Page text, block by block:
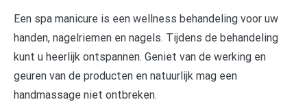
Een spa manicure is een wellness behandeling voor uw
handen, nagelriemen en nagels. Tijdens de behandeling
kunt u heerlijk ontspannen. Geniet van de werking en
geuren van de producten en natuurlijk mag een
handmassage niet ontbreken.